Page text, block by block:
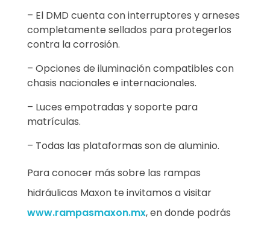
– El DMD cuenta con interruptores y arneses
completamente sellados para protegerlos
contra la corrosión.
– Opciones de iluminación compatibles con
chasis nacionales e internacionales.
– Luces empotradas y soporte para
matrículas.
– Todas las plataformas son de aluminio.
Para conocer más sobre las rampas
hidráulicas Maxon te invitamos a visitar
www.rampasmaxon.mx, en donde podrás